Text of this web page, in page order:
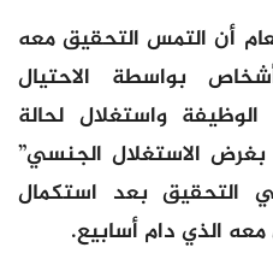
أن التمس التحقيق معه
بواسطة الاحتيال
واستغلال لحالة
الاستغلال الجنسي”
التحقيق بعد استكمال
الذي دام أسابيع.